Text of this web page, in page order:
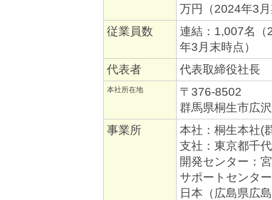
万円（2024年3
従業員数
連結：1,007名（
年3月末時点）
代表者
代表取締役社
本社所在地
〒376-8502
群馬県桐生市広
事業所
本社：桐生本社
支社：東京都千
開発センター：
サポートセンタ
日本（広島県広